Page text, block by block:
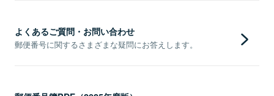
よくあるご質問・お問い合わせ
郵便番号に関するさまざまな疑問にお答えします。